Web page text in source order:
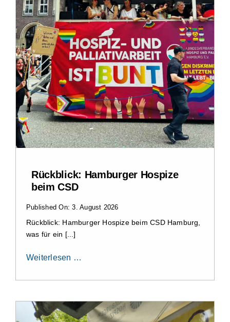
Rückblick: Hamburger Hospize
beim CSD
Published On: 3. August 2026
Rückblick: Hamburger Hospize beim CSD Hamburg,
was für ein [...]
Weiterlesen …